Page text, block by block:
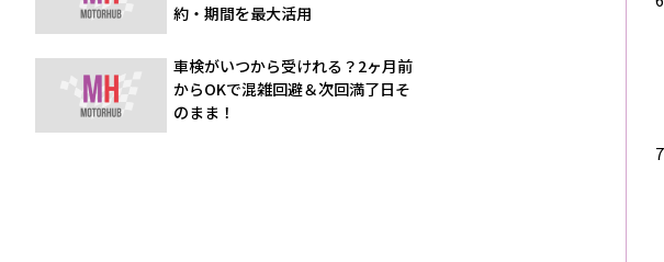
約・期間を最大活用
車検がいつから受けれる？2ヶ月前
からOKで混雑回避＆次回満了日そ
のまま！